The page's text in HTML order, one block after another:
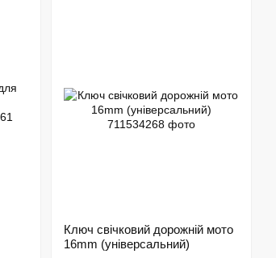
Ключ свічковий дорожній мото
16mm (універсальний)